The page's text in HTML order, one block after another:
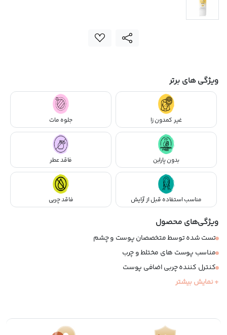
ویژگی های برتر
غیر کمدون زا جلوه مات
بدون پارابن فاقد عطر
مناسب استفاده قبل از آرایش فاقد چربی
ویژگی‌های محصول
تست شده توسط متخصصان پوست و چشم
مناسب پوست های مختلط و چرب
کنترل کننده چربی اضافی پوست
مناسب پوست های حساس
+ نمایش بیشتر